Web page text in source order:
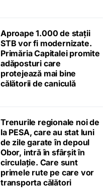
Aproape 1.000 de stații
STB vor fi modernizate.
Primăria Capitalei promite
adăposturi care
protejează mai bine
călătorii de caniculă
Trenurile regionale noi de
la PESA, care au stat luni
de zile garate în depoul
Obor, intră în sfârșit în
circulație. Care sunt
primele rute pe care vor
transporta călători